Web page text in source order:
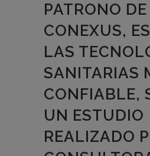
PATRONO DE
CONEXUS,
LAS
SANITARIAS
CONFIABLE,
UN ESTUDIO
REALIZADO